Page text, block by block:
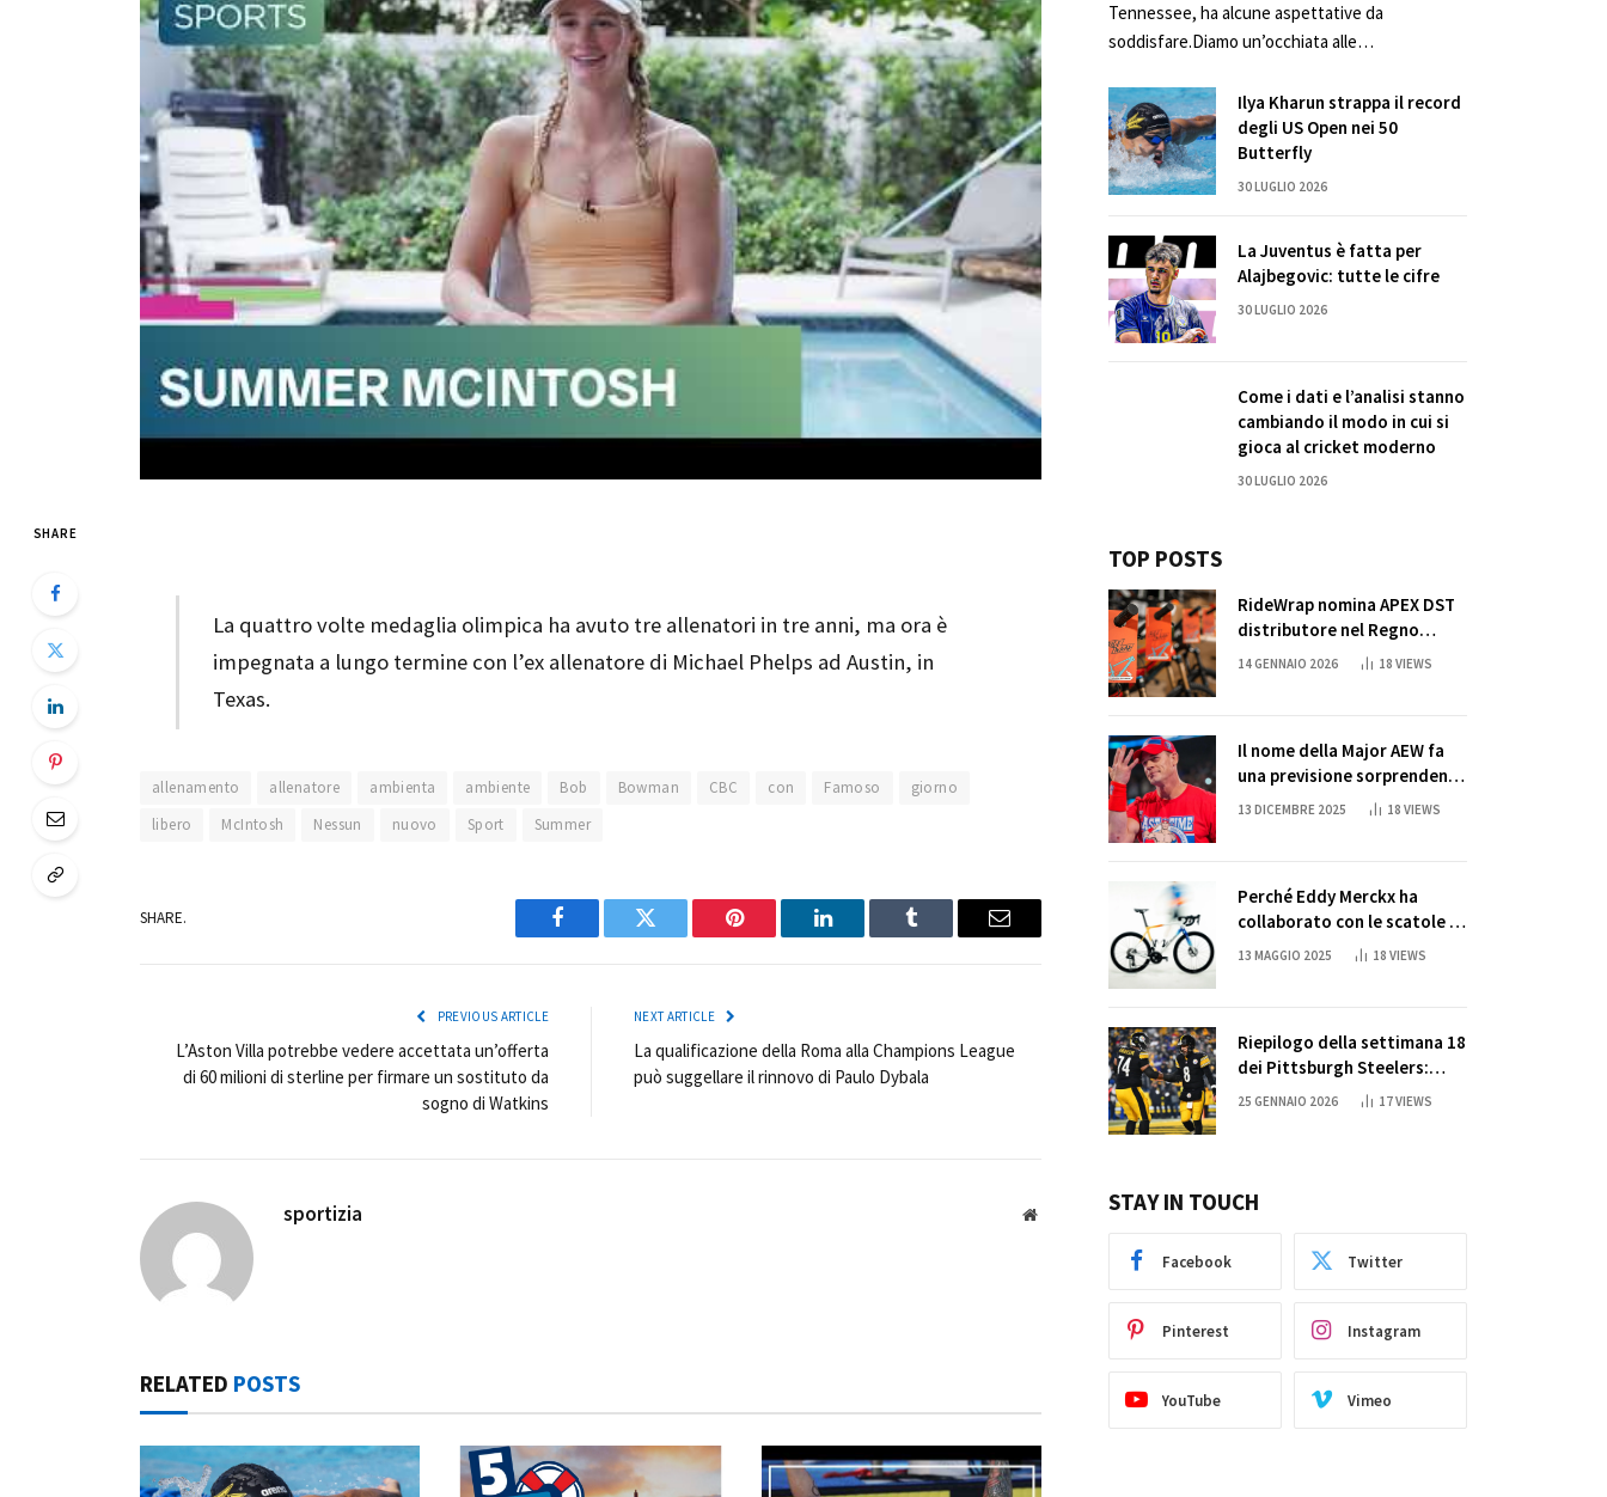
SHARE
La quattro volte medaglia olimpica ha avuto tre allenatori in tre anni, ma ora è
impegnata a lungo termine con l’ex allenatore di Michael Phelps ad Austin, in
Texas.
allenamento allenatore ambienta ambiente Bob Bowman CBC con Famoso
giorno
libero
McIntosh Nessun nuovo Sport Summer
SHARE.
Facebook Twitter Pinterest LinkedIn Tumblr Email
PREVIOUS ARTICLE
L’Aston Villa potrebbe vedere accettata un’offerta
di 60 milioni di sterline per firmare un sostituto da
sogno di Watkins
NEXT ARTICLE
La qualificazione della Roma alla Champions League
può suggellare il rinnovo di Paulo Dybala
sportizia Website
RELATED POSTS
Tennessee, ha alcune aspettative da
soddisfare.Diamo un’occhiata alle…
Ilya Kharun strappa il record
degli US Open nei 50
Butterfly
30 LUGLIO 2026
La Juventus è fatta per
Alajbegovic: tutte le cifre
30 LUGLIO 2026
Come i dati e l’analisi stanno
cambiando il modo in cui si
gioca al cricket moderno
30 LUGLIO 2026
TOP POSTS
RideWrap nomina APEX DST
distributore nel Regno
Unito
14 GENNAIO 2026 18 VIEWS
Il nome della Major AEW fa
una previsione sorprendente
per la partita di ritiro di
13 DICEMBRE 2025 18 VIEWS
Perché Eddy Merckx ha
collaborato con le scatole di
succo di Sun Capri
13 MAGGIO 2025 18 VIEWS
Riepilogo della settimana 18
dei Pittsburgh Steelers:
credi nei miracoli?
25 GENNAIO 2026 17VIEWS
STAY IN TOUCH
Facebook Twitter
Pinterest Instagram
YouTube Vimeo